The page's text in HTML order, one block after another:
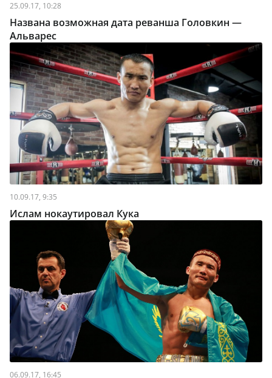
25.09.17, 10:28
Названа возможная дата реванша Головкин —
Альварес
10.09.17, 9:35
Ислам нокаутировал Кука
06.09.17, 16:45